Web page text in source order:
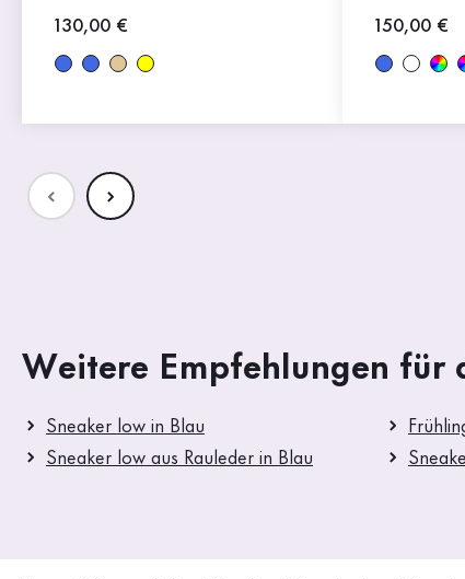
Neuer Preis
130,00 € Neuer Preis
150,00 €
Weitere Empfehlungen für
Sneaker low in Blau
Sneaker low aus Rauleder in Blau